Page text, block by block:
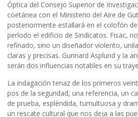
Óptica del Consejo Superior de
coetánea con el Ministerio del Aire de
posteriormente estallará en el colofón
período el edificio de Sindicatos. Fisac,
refinado, sino un diseñador violento,
claras y precisas. Gunnard Asplund y la
serán dos influencias notables en su
La indagación tenaz de los primeros
pos de la seguridad, una referencia, un
de prueba, espléndida, tumultuosa y
un rescate cultural que nos deja a las